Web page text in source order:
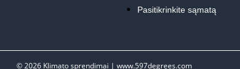
Pasitikrinkite sąmatą
© 2026 Klimato sprendimai | www.597degrees.com